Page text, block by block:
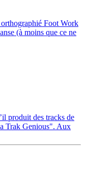
Foot Work
(à moins que ce ne
produit des tracks de
Trak Genious". Aux